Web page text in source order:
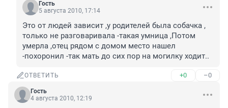
Гость
5 августа 2010, 17:14
Это от людей зависит ,у родителей была собачка ,
только не разговаривала -такая умница ,Потом
умерла ,отец рядом с домом место нашел
-похоронил -так мать до сих пор на могилку ходит..
ОТВЕТИТЬ +0 –0
Гость
4 августа 2010, 12:19